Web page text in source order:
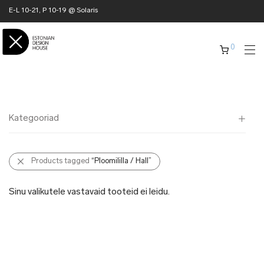
E-L 10-21, P 10-19 @ Solaris
0
Kategooriad
Kõik
✖ KODU
Products tagged “Ploomililla / Hall”
Sinu valikutele vastavaid tooteid ei leidu.